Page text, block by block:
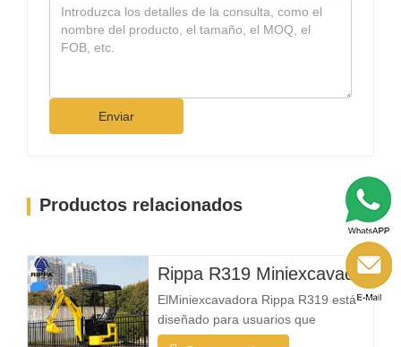
Enviar
Productos relacionados
Rippa R319 Miniexcavadora – Excavadora Compacta de 1 Tonelada
ElMiniexcavadora Rippa R319 está
diseñado para usuarios que
necesitan una máquina confiable,